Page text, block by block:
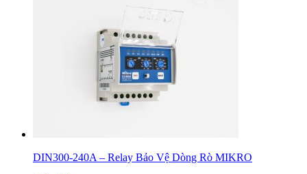
DIN300-240A – Relay Bảo Vệ Dòng Rò MIKRO